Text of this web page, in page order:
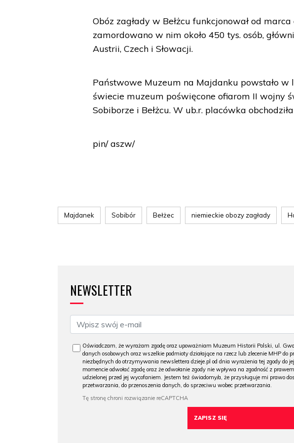
Obóz zagłady w Bełżcu funkcjonował od
zamordowano w nim około 450 tys. osób,
Austrii, Czech i Słowacji.
Państwowe Muzeum na Majdanku powstało
świecie muzeum poświęcone ofiarom II wojny
Sobiborze i Bełżcu. W ub.r. placówka
pin/ aszw/
Majdanek Sobibór Bełżec niemieckie obozy zagłady
NEWSLETTER
Oświadczam, że wyrażam zgodę oraz upoważniam Muzeum Historii Polski, ul.
danych osobowych oraz wszelkie podmioty działające na rzecz lub zlecenie MHP
niezbędnych do otrzymywania newslettera dzieje.pl od dnia wyrażenia tej zgody do
momencie odwołać zgodę oraz że odwołanie zgody nie wpływa na zgodność z
udzielonej przed jej wycofaniem. Jestem też świadomy/a, że przysługuje mi prawo
przetwarzania, do przenoszenia danych, do sprzeciwu wobec przetwarzania.